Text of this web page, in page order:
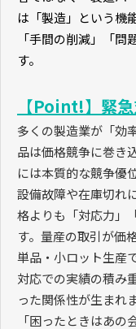
は「製造」という機
「手間の削減」「
す。
【Point!】緊
多くの製造業が「効
品は価格競争に巻き
には本質的な競争優
設備故障や在庫切れ
格よりも「対応力」
す。量産の取引が価
単品・小ロット生産
対応での実績の積み
った関係性が生まれ
「困ったときはあの